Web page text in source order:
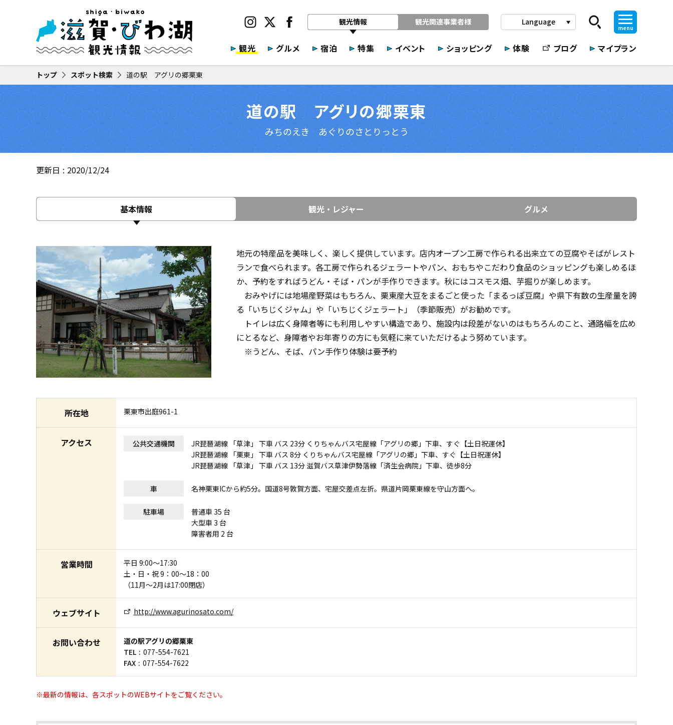
観光情報 観光関連事業者様 Language play_arrow
menu
観光 グルメ 宿泊 特集 イベント ショッピング 体験 ブログ マイプラン
トップ スポット検索 道の駅 アグリの郷栗東
道の駅 アグリの郷栗東
みちのえき あぐりのさとりっとう
更新日 2020/12/24
基本情報 観光・レジャー グルメ
地元の特産品を美味しく、楽しく提供しています。店内オープン工房で作られる出来立ての豆腐やそばがレスト
ランで食べられます。各工房で作られるジェラートやパン、おもちやこだわり食品のショッピングも楽しめるほ
か、予約をすればうどん・そば・パンが手作りできます。秋にはコスモス畑、芋掘りが楽しめます。
おみやげには地場産野菜はもちろん、栗東産大豆をまるごと使った「まるっぽ豆腐」や県下有数の生産量を誇
る「いちじくジャム」や「いちじくジェラート」（季節販売）がお勧めです。
トイレは広く身障者等にも利用しやすい構造であり、施設内は段差がないのはもちろんのこと、通路幅を広め
にとるなど、身障者やお年寄りの方にも気軽に来ていただけるよう努めています。
※うどん、そば、パン手作り体験は要予約
所在地 栗東市出庭961-1
アクセス 公共交通機関
JR琵琶湖線 「草津」 下車 バス 23分 くりちゃんバス宅屋線「アグリの郷」下車、すぐ【土日祝運休】
JR琵琶湖線 「栗東」 下車 バス 8分 くりちゃんバス宅屋線「アグリの郷」下車、すぐ【土日祝運休】
JR琵琶湖線 「草津」 下車 バス 13分 滋賀バス草津伊勢落線「済生会病院」下車、徒歩8分
車 名神栗東ICから約5分。国道8号敦賀方面、宅屋交差点左折。県道片岡栗東線を守山方面へ。
駐車場
普通車 35 台
大型車 3 台
障害者用 2 台
営業時間
平日 9:00～17:30
土・日・祝 9：00～18：00
（11月～2月は17:00閉店）
ウェブサイト http://www.agurinosato.com/
お問い合わせ
道の駅アグリの郷栗東
TEL
077-554-7621
FAX
077-554-7622
※最新の情報は、各スポットのWEBサイトをご覧ください。